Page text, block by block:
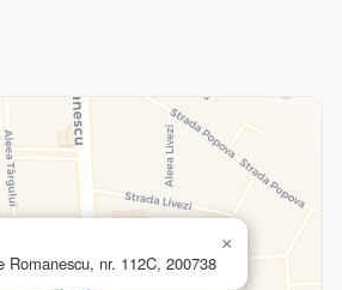
Romanescu, nr. 112C, 200738
×